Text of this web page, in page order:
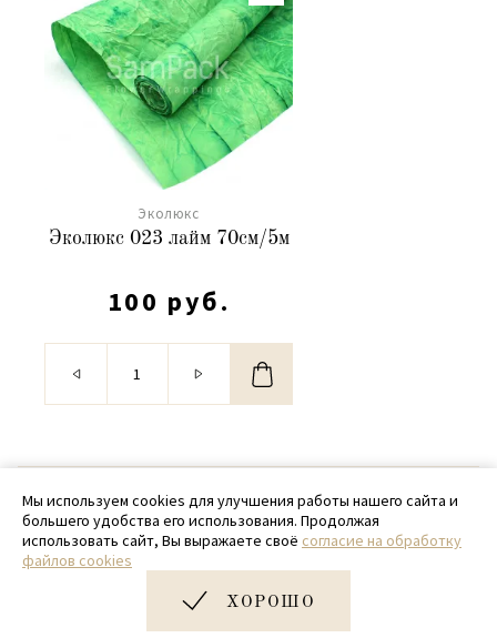
Эколюкс
Эколюкс 023 лайм 70см/5м
100 руб.
© 2020 - 2026 SamPack
+ 7 (918) 699-97-87
zakaz@sampack.store
Дизайн и разработка сайта
Мы используем cookies для улучшения работы нашего сайта и
большего удобства его использования. Продолжая
использовать сайт, Вы выражаете своё согласие на обработку
файлов cookies
ХОРОШО